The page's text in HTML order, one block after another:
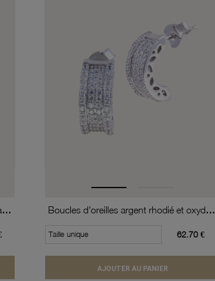
Bague en or jaune rhodié, saphirs et diamants Boucles d'oreilles argent rhodié et oxydes de zirconium
Taille unique 62.70 €
AJOUTER AU PANIER